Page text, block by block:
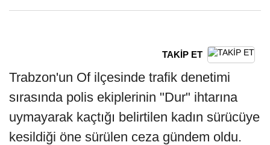
TAKİP ET
Trabzon'un Of ilçesinde trafik denetimi
sırasında polis ekiplerinin "Dur" ihtarına
uymayarak kaçtığı belirtilen kadın sürücüye
kesildiği öne sürülen ceza gündem oldu.